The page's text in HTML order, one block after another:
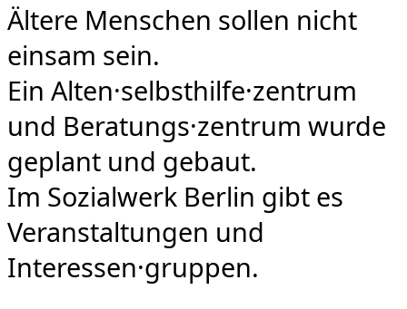
Ältere Menschen sollen nicht
einsam sein.
Ein Alten·selbsthilfe·zentrum
und Beratungs·zentrum wurde
geplant und gebaut.
Im Sozialwerk Berlin gibt es
Veranstaltungen und
Interessen·gruppen.